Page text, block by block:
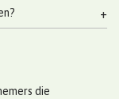
die